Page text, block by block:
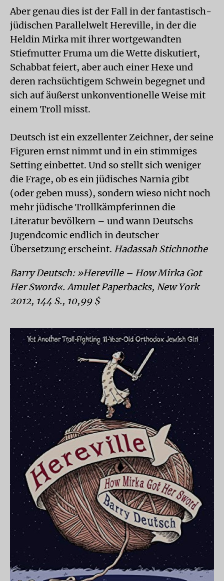
Aber genau dies ist der Fall in der fantastisch-
jüdischen Parallelwelt Hereville, in der die
Heldin Mirka mit ihrer wortgewandten
Stiefmutter Fruma um die Wette diskutiert,
Schabbat feiert, aber auch einer Hexe und
deren rachsüchtigem Schwein begegnet und
sich auf äußerst unkonventionelle Weise mit
einem Troll misst.
Deutsch ist ein exzellenter Zeichner, der seine
Figuren ernst nimmt und in ein stimmiges
Setting einbettet. Und so stellt sich weniger
die Frage, ob es ein jüdisches Narnia gibt
(oder geben muss), sondern wieso nicht noch
mehr jüdische Trollkämpferinnen die
Literatur bevölkern – und wann Deutschs
Jugendcomic endlich in deutscher
Übersetzung erscheint. Hadassah Stichnothe
Barry Deutsch: »Hereville – How Mirka Got
Her Sword«. Amulet Paperbacks, New York
2012, 144 S., 10,99 $